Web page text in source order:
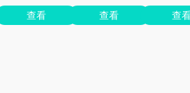
查看 查看 查